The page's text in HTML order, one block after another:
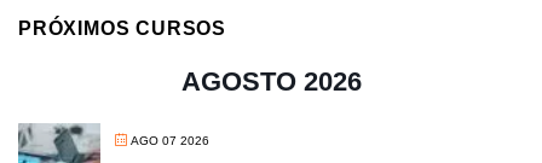
PRÓXIMOS CURSOS
AGOSTO 2026
AGO 07 2026